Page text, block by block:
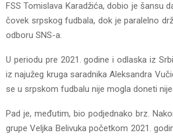
FSS Tomislava Karadžića, dobio je šansu
čovek srpskog fudbala, dok je paralelno
odboru SNS-a.
U periodu pre 2021. godine i odlaska iz
iz najužeg kruga saradnika Aleksandra
se u srpskom fudbalu nije mogla doneti
Pad je, međutim, bio podjednako brz.
grupe Veljka Belivuka početkom 2021.